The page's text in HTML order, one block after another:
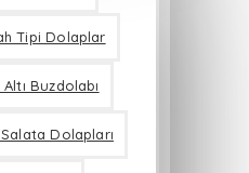
Tipi Dolaplar
Altı Buzdolabı
Salata Dolapları